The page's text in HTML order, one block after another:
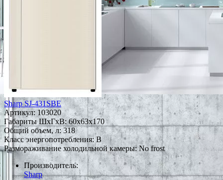
Sharp SJ-431SBE
Артикул: 103020
Габариты ШxГxВ: 60x63x170
Общий объем, л: 318
Класс энергопотребления: B
Размораживание холодильной камеры: No frost
Производитель:
Sharp